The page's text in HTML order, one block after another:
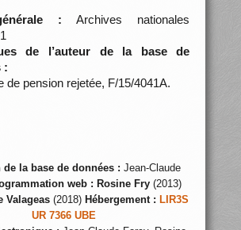
: Archives nationales
de l’auteur de la base de
:
de pension rejetée, F/15/4041A.
de la base de données : Jean-Claude
web : Rosine Fry(2013)
Valageas (2018) Hébergement : LIR3S
UR 7366 UBE